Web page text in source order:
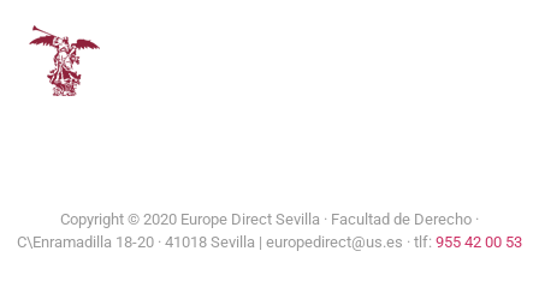
Copyright © 2020 Europe Direct Sevilla · Facultad de Derecho ·
C\Enramadilla 18-20 · 41018 Sevilla | europedirect@us.es · tlf: 955 42 00 53